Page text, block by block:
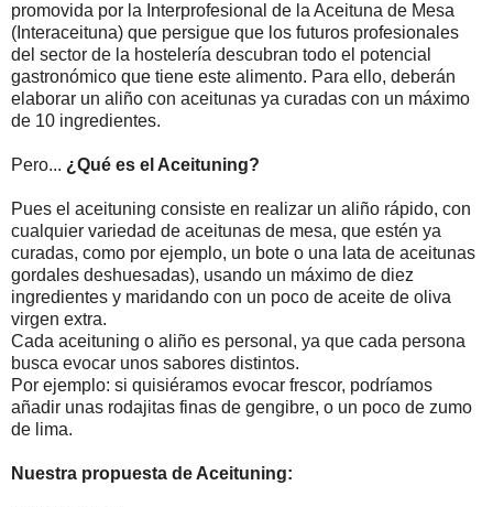
promovida por la Interprofesional de la Aceituna de Mesa
(Interaceituna) que persigue que los futuros profesionales
del sector de la hostelería descubran todo el potencial
gastronómico que tiene este alimento. Para ello, deberán
elaborar un aliño con aceitunas ya curadas con un máximo
de 10 ingredientes.
Pero... ¿Qué es el Aceituning?
Pues el aceituning consiste en realizar un aliño rápido, con
cualquier variedad de aceitunas de mesa, que estén ya
curadas, como por ejemplo, un bote o una lata de aceitunas
gordales deshuesadas), usando un máximo de diez
ingredientes y maridando con un poco de aceite de oliva
virgen extra.
Cada aceituning o aliño es personal, ya que cada persona
busca evocar unos sabores distintos.
Por ejemplo: si quisiéramos evocar frescor, podríamos
añadir unas rodajitas finas de gengibre, o un poco de zumo
de lima.
Nuestra propuesta de Aceituning: